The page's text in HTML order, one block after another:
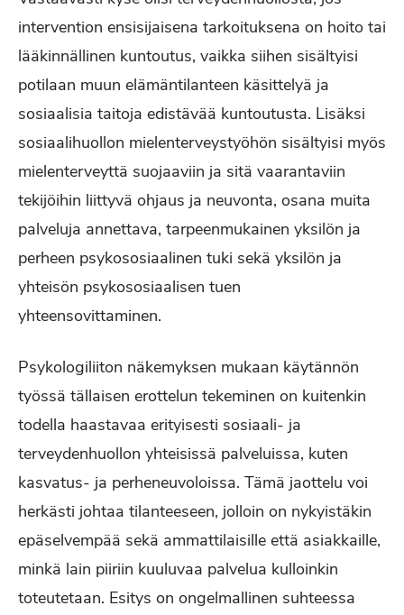
intervention ensisijaisena tarkoituksena on hoito tai
lääkinnällinen kuntoutus, vaikka siihen sisältyisi
potilaan muun elämäntilanteen käsittelyä ja
sosiaalisia taitoja edistävää kuntoutusta. Lisäksi
sosiaalihuollon mielenterveystyöhön sisältyisi myös
mielenterveyttä suojaaviin ja sitä vaarantaviin
tekijöihin liittyvä ohjaus ja neuvonta, osana muita
palveluja annettava, tarpeenmukainen yksilön ja
perheen psykososiaalinen tuki sekä yksilön ja
yhteisön psykososiaalisen tuen
yhteensovittaminen.
Psykologiliiton näkemyksen mukaan käytännön
työssä tällaisen erottelun tekeminen on kuitenkin
todella haastavaa erityisesti sosiaali- ja
terveydenhuollon yhteisissä palveluissa, kuten
kasvatus- ja perheneuvoloissa. Tämä jaottelu voi
herkästi johtaa tilanteeseen, jolloin on nykyistäkin
epäselvempää sekä ammattilaisille että asiakkaille,
minkä lain piiriin kuuluvaa palvelua kulloinkin
toteutetaan. Esitys on ongelmallinen suhteessa